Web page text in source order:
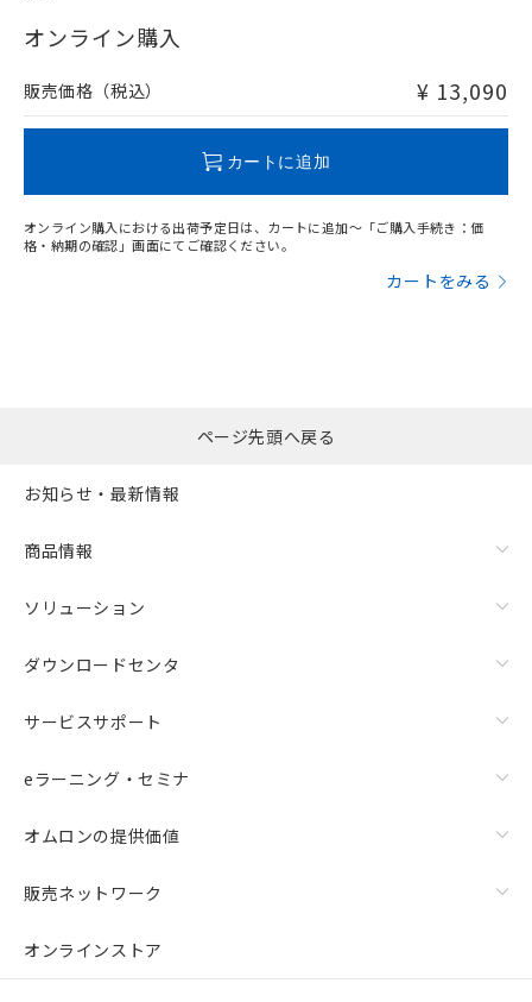
在庫等で未対応品が混在する可能性があります。
問い合わせください。
オンライン購入
販売価格（税込） ¥ 13,090
カートに追加
オンライン購入における出荷予定日は、カートに追加～「ご購入手続き：価
格・納期の確認」画面にてご確認ください。
カートをみる
ページ先頭へ戻る
お知らせ・最新情報
商品情報
ソリューション
ダウンロードセンタ
サービスサポート
eラーニング・セミナ
オムロンの提供価値
販売ネットワーク
オンラインストア